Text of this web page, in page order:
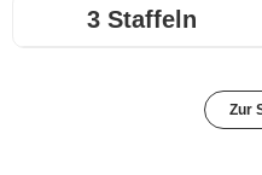
3 Staffeln
Zur